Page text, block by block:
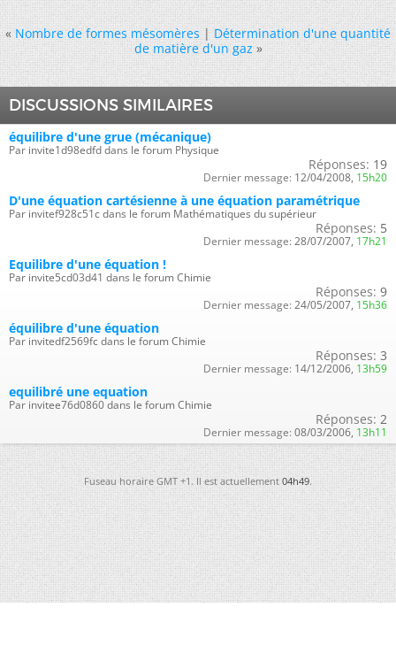
« Nombre de formes mésomères|Détermination d'une quantité
de matière d'un gaz »
DISCUSSIONS SIMILAIRES
équilibre d'une grue (mécanique)
Par invite1d98edfd dans le forum Physique
Réponses: 19
Dernier message: 12/04/2008, 15h20
D'une équation cartésienne à une équation paramétrique
Par invitef928c51c dans le forum Mathématiques du supérieur
Réponses: 5
Dernier message: 28/07/2007, 17h21
Equilibre d'une équation !
Par invite5cd03d41 dans le forum Chimie
Réponses: 9
Dernier message: 24/05/2007, 15h36
équilibre d'une équation
Par invitedf2569fc dans le forum Chimie
Réponses: 3
Dernier message: 14/12/2006, 13h59
equilibré une equation
Par invitee76d0860 dans le forum Chimie
Réponses: 2
Dernier message: 08/03/2006, 13h11
Fuseau horaire GMT +1. Il est actuellement04h49.